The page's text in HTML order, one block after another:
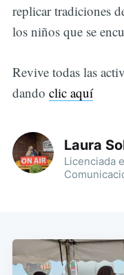
replicar tradiciones
los niños que se
Revive todas las
dando clic aquí
Laura
Licenciada